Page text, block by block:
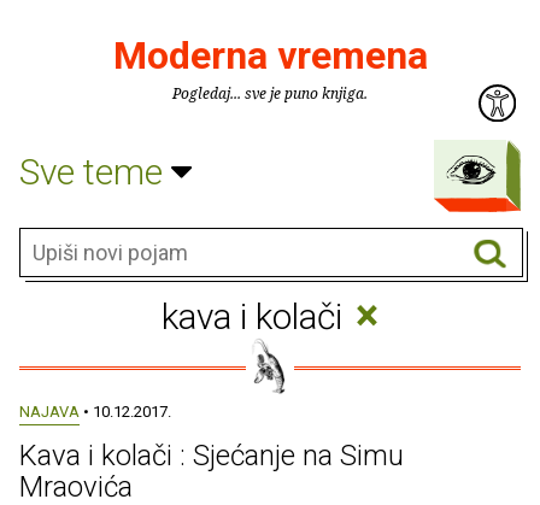
Moderna vremena
Pogledaj... sve je puno knjiga.
Sve teme
kava i kolači ×
NAJAVA • 10.12.2017.
Kava i kolači : Sjećanje na Simu
Mraovića